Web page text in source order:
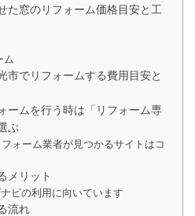
た窓のリフォーム価格目安と工
ム
市でリフォームする費用目安と
ームを行う時は「リフォーム専
ぶ
ォーム業者が見つかるサイトはコ
メリット
ビの利用に向いています
流れ